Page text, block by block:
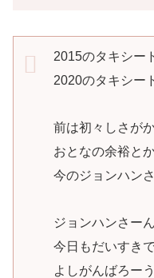
2015のタキシー
2020のタキシー
前は初々しさが
おとなの余裕と
今のジョンハン
ジョンハンさー
今日もだいすき
よしがんばろー